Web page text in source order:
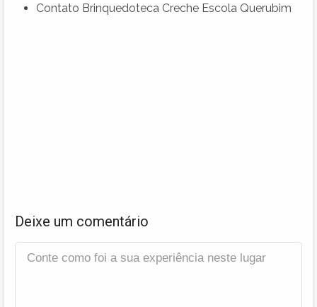
Contato Brinquedoteca Creche Escola Querubim
Deixe um comentário